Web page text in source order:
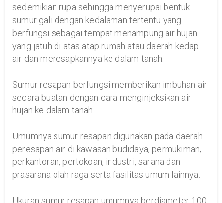
sedemikian rupa sehingga menyerupai bentuk
sumur gali dengan kedalaman tertentu yang
berfungsi sebagai tempat menampung air hujan
yang jatuh di atas atap rumah atau daerah kedap
air dan meresapkannya ke dalam tanah.
Sumur resapan berfungsi memberikan imbuhan air
secara buatan dengan cara menginjeksikan air
hujan ke dalam tanah.
Umumnya sumur resapan digunakan pada daerah
peresapan air di kawasan budidaya, permukiman,
perkantoran, pertokoan, industri, sarana dan
prasarana olah raga serta fasilitas umum lainnya.
Ukuran sumur resapan umumnya berdiameter 100